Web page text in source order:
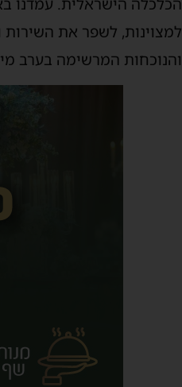
למצוינות, לשפר את השירות
והנוכחות המרשימה בערב